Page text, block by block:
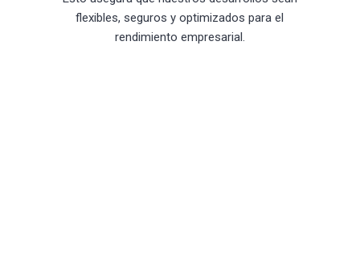
flexibles, seguros y optimizados para el
rendimiento empresarial.